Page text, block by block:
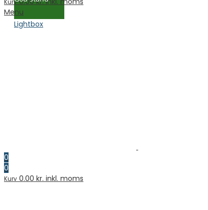
Kurv
Menu
0
0
Kurv 0.00 kr. inkl. moms
Lightbox